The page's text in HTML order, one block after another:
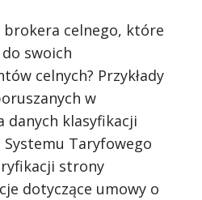
brokera celnego, które
swoich
celnych? Przykłady
w
danych klasyfikacji
Taryfowego
strony
dotyczące umowy o